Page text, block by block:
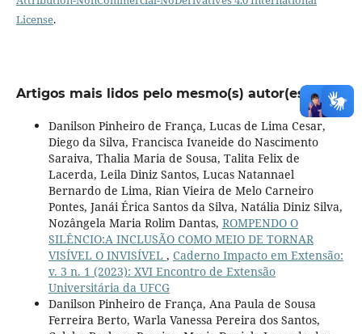
License.
Artigos mais lidos pelo mesmo(s) autor(es)
Danilson Pinheiro de França, Lucas de Lima Cesar,
Diego da Silva, Francisca Ivaneide do Nascimento
Saraiva, Thalia Maria de Sousa, Talita Felix de
Lacerda, Leila Diniz Santos, Lucas Natannael
Bernardo de Lima, Rian Vieira de Melo Carneiro
Pontes, Janái Érica Santos da Silva, Natália Diniz Silva,
Nozângela Maria Rolim Dantas, ROMPENDO O
SILÊNCIO:A INCLUSÃO COMO MEIO DE TORNAR
VISÍVEL O INVISÍVEL , Caderno Impacto em Extensão:
v. 3 n. 1 (2023): XVI Encontro de Extensão
Universitária da UFCG
Danilson Pinheiro de França, Ana Paula de Sousa
Ferreira Berto, Warla Vanessa Pereira dos Santos,